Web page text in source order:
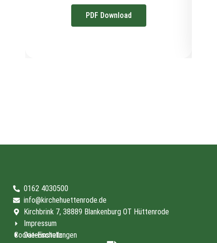
PDF Download
0162 4030500
info@kirchehuettenrode.de
Kirchbrink 7, 38889 Blankenburg OT Hüttenrode
Impressum
Datenschutz
Cookie-Einstellungen